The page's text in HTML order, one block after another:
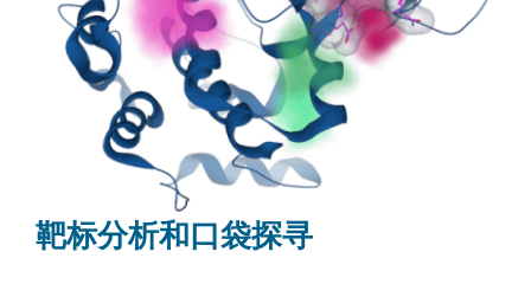
靶标分析和口袋探寻